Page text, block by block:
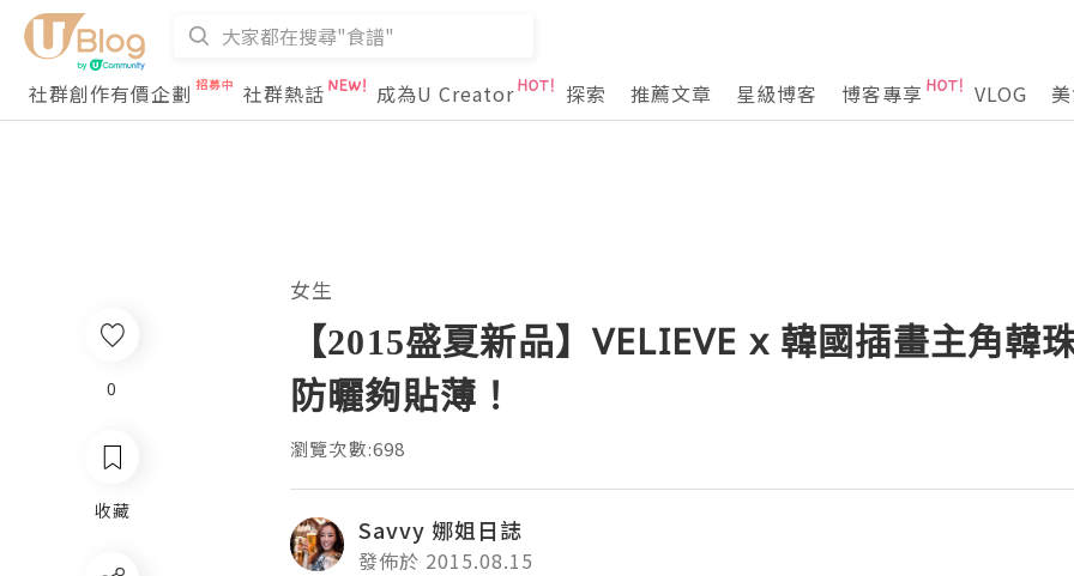
社群創作有價企劃 社群熱話 成為U Creator 探索 推薦文章 星級博客 博客專享 VLOG
0
收藏
女生
【2015盛夏新品】VELIEVE x 韓國插畫主角韓
防曬夠貼薄！
瀏覽次數:698
Savvy 娜姐日誌
發佈於 2015.08.15